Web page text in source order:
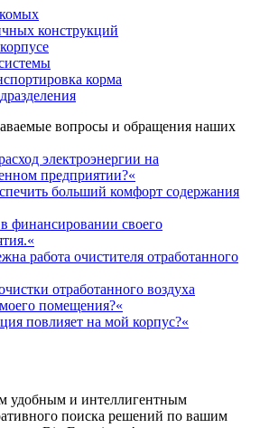
конструкций
корма
вопросы и обращения наших
электроэнергии на
предприятии?«
больший комфорт содержания
финансировании своего
работа очистителя отработанного
отработанного воздуха
помещения?«
повлияет на мой корпус?«
удобным и интеллигентным
поиска решений по вашим